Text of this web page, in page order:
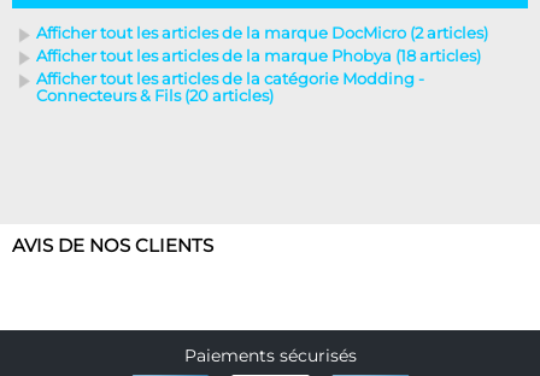
Afficher tout les articles de la marque DocMicro (2 articles)
Afficher tout les articles de la marque Phobya (18 articles)
Afficher tout les articles de la catégorie Modding -
Connecteurs & Fils (20 articles)
AVIS DE NOS CLIENTS
Paiements sécurisés